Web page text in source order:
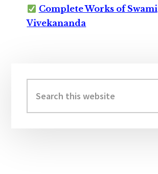
Complete Works of Swami
Vivekananda
Sidebar
this
website